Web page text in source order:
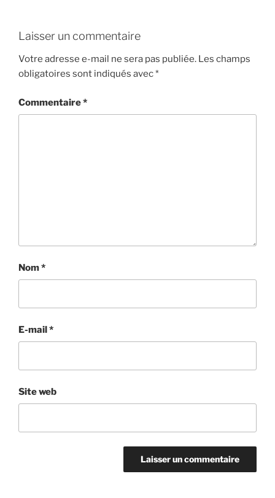
Laisser un commentaire
Votre adresse e-mail ne sera pas publiée. Les champs
obligatoires sont indiqués avec*
Commentaire*
Nom*
E-mail*
Site web